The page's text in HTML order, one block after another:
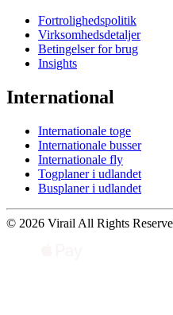
Fortrolighedspolitik
Virksomhedsdetaljer
Betingelser for brug
Insights
International
Internationale toge
Internationale busser
Internationale fly
Togplaner i udlandet
Busplaner i udlandet
© 2026 Virail All Rights